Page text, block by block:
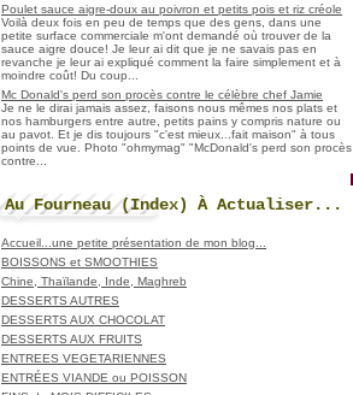
Poulet sauce aigre-doux au poivron et petits pois et riz créole
Voilà deux fois en peu de temps que des gens, dans une
petite surface commerciale m'ont demandé où trouver de la
sauce aigre douce! Je leur ai dit que je ne savais pas en
revanche je leur ai expliqué comment la faire simplement et à
moindre coût! Du coup...
Mc Donald's perd son procès contre le célèbre chef Jamie
Je ne le dirai jamais assez, faisons nous mêmes nos plats et
nos hamburgers entre autre, petits pains y compris nature ou
au pavot. Et je dis toujours "c'est mieux...fait maison" à tous
points de vue. Photo "ohmymag" "McDonald's perd son procès
contre...
Au Fourneau (Index) À Actualiser...
Accueil...une petite présentation de mon blog...
BOISSONS et SMOOTHIES
Chine, Thaïlande, Inde, Maghreb
DESSERTS AUTRES
DESSERTS AUX CHOCOLAT
DESSERTS AUX FRUITS
ENTREES VEGETARIENNES
ENTRÉES VIANDE ou POISSON